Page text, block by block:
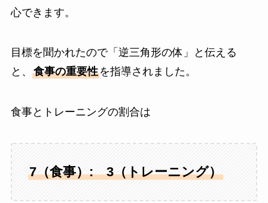
心できます。
目標を聞かれたので「逆三角形の体」と伝える
と、 食事の重要性を指導されました。
食事とトレーニングの割合は
7（食事）: 3（トレーニング）